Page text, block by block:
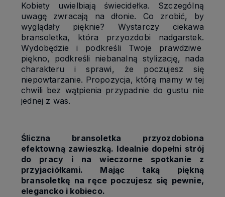
Kobiety uwielbiają świecidełka. Szczególną
uwagę zwracają na dłonie. Co zrobić, by
wyglądały pięknie? Wystarczy ciekawa
bransoletka, która przyozdobi nadgarstek.
Wydobędzie i podkreśli Twoje prawdziwe
piękno, podkreśli niebanalną stylizację, nada
charakteru i sprawi, że poczujesz się
niepowtarzanie. Propozycja, którą mamy w tej
chwili bez wątpienia przypadnie do gustu nie
jednej z was.
Śliczna bransoletka przyozdobiona
efektowną zawieszką. Idealnie dopełni strój
do pracy i na wieczorne spotkanie z
przyjaciółkami. Mając taką piękną
bransoletkę na ręce poczujesz się pewnie,
elegancko i kobieco.